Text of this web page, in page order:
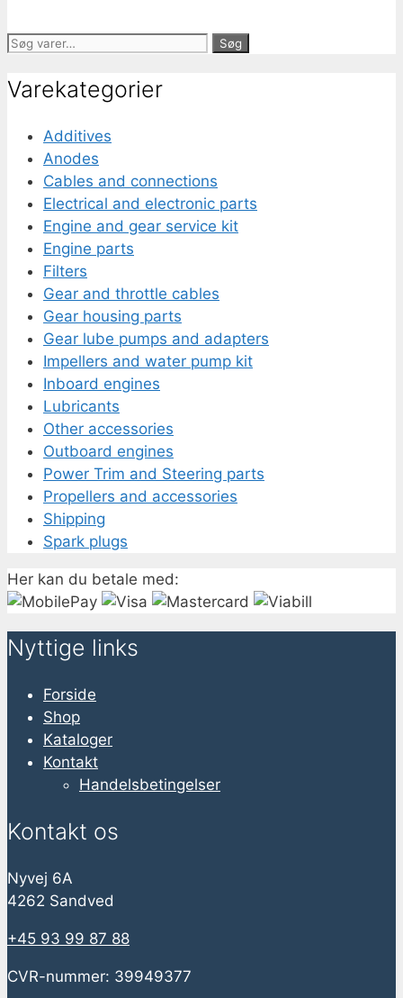
Søg
Søg
Varekategorier
Additives
Anodes
Cables and connections
Electrical and electronic parts
Engine and gear service kit
Engine parts
Filters
Gear and throttle cables
Gear housing parts
Gear lube pumps and adapters
Impellers and water pump kit
Inboard engines
Lubricants
Other accessories
Outboard engines
Power Trim and Steering parts
Propellers and accessories
Shipping
Spark plugs
Her kan du betale med:
Nyttige links
Forside
Shop
Kataloger
Kontakt
Handelsbetingelser
Kontakt os
Nyvej 6A
4262 Sandved
+45 93 99 87 88
CVR-nummer: 39949377